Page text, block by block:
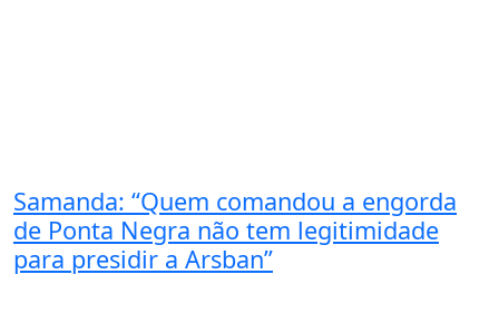
Samanda: “Quem comandou a engorda
de Ponta Negra não tem legitimidade
para presidir a Arsban”